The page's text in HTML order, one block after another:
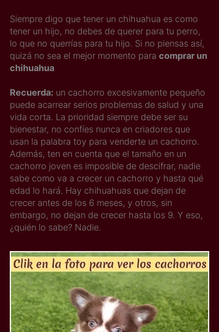
Siempre digo que tener un chihuahua es como
tener un hijo, no debes de querer para tu perro,
lo que no querrías para tu hijo. Si no piensas así,
quizá no sea el mejor momento para comprar un
chihuahua
Recuerda: un cachorro excesivamente pequeño
puede acarrear serios problemas de salud y una
vida corta. La prioridad siempre debe ser su
bienestar, no confíes nunca en criadores que
usan la palabra toy para venderte un cachorro.
Además, ten en cuenta que el tamaño en un
cachorro joven es imposible de descifrar, nadie
sabe como va a crecer un cachorro y hasta qué
edad lo hará. Hay chihuahuas que dejan de
crecer antes de los 6 meses, y otros, sin
embargo, no dejan de crecer hasta los 9. Y eso,
¿quién lo sabe? Nadie.